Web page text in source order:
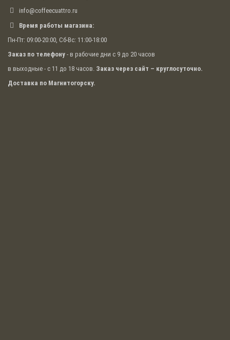
info@coffeecuattro.ru
Время работы магазина:
Пн-Пт: 09:00-20:00, Сб-Вс: 11:00-18:00
Заказ по телефону - в рабочие дни с 9 до 20 часов
в выходные - с 11 до 18 часов. Заказ через сайт – круглосуточно.
Доставка по Магнитогорску.